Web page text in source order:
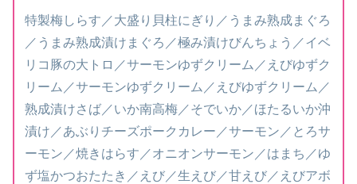
特製梅しらす／大盛り貝柱にぎり／うまみ熟成まぐろ
／うまみ熟成漬けまぐろ／極み漬けびんちょう／イベ
リコ豚の大トロ／サーモンゆずクリーム／えびゆずク
リーム／サーモンゆずクリーム／えびゆずクリーム／
熟成漬けさば／いか南高梅／そでいか／ほたるいか沖
漬け／あぶりチーズポークカレー／サーモン／とろサ
ーモン／焼きはらす／オニオンサーモン／はまち／ゆ
ず塩かつおたたき／えび／生えび／甘えび／えびアボ